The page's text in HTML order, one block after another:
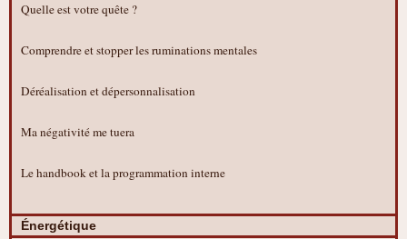
Quelle est votre quête ?
Comprendre et stopper les ruminations mentales
Déréalisation et dépersonnalisation
Ma négativité me tuera
Le handbook et la programmation interne
Énergétique